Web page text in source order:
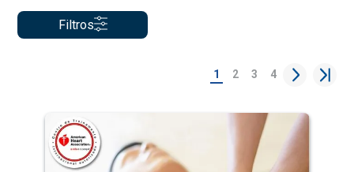
Filtros
1 2 3 4